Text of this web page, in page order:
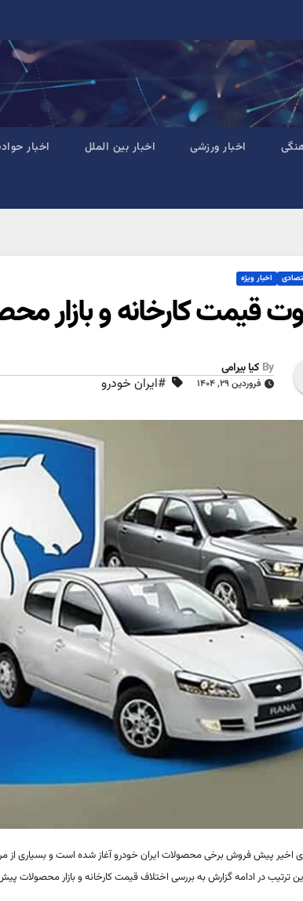
اخبار ورزشی اخبار بین الملل اخبار
اخبار ویژه
قیمت کارخانه و بازار
By کیا بیرامی
فروردین ۲۹, ۱۴۰۴ #ایران خودرو
اخیر پیش فروش برخی محصولات ایران خودرو آغاز شده است و بسیاری از
ترتیب در ادامه گزارش به بررسی اختلاف قیمت کارخانه و بازار محصولات پیش فروش